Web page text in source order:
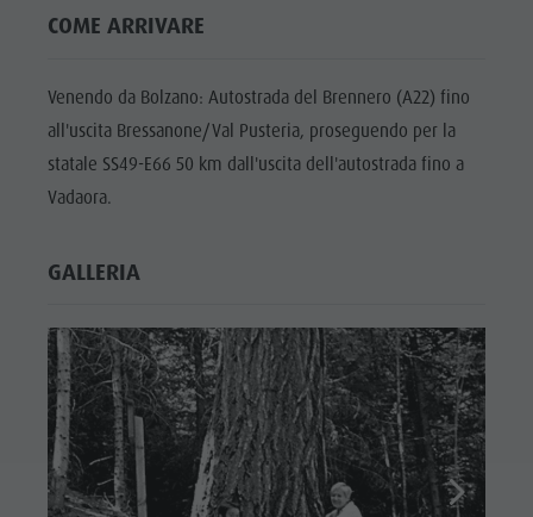
PROGRAMMA
PLAN DE
CORONES
TOP EVENTI
Ristoranti
Benessere
Guide
alpine
Posto Grill
Prodotti
Bar & Ristoranti
Cultura alpina-urbana
Dolomiti
Guide alpine
Prodotti locali
Team Olang Card
Meteo
Offerte
Prenota vacanza
Webcam
COME ARRIVARE
Venendo da Bolzano: Autostrada del Brennero (A22) fino
all'uscita Bressanone/Val Pusteria, proseguendo per la
statale SS49-E66 50 km dall'uscita dell'autostrada fino a
Vadaora.
GALLERIA